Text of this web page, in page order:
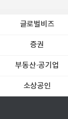
글로벌비즈
증권
부동산·공기업
소상공인